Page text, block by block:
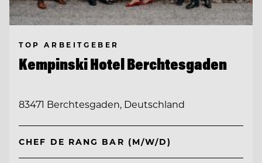
TOP ARBEITGEBER
Kempinski Hotel Berchtesgaden
83471 Berchtesgaden, Deutschland
CHEF DE RANG BAR (M/W/D)